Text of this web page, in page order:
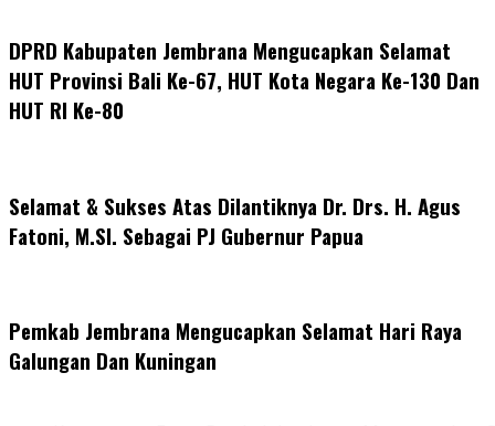
DPRD Kabupaten Jembrana Mengucapkan Selamat
HUT Provinsi Bali Ke-67, HUT Kota Negara Ke-130 Dan
HUT RI Ke-80
Selamat & Sukses Atas Dilantiknya Dr. Drs. H. Agus
Fatoni, M.SI. Sebagai PJ Gubernur Papua
Pemkab Jembrana Mengucapkan Selamat Hari Raya
Galungan Dan Kuningan